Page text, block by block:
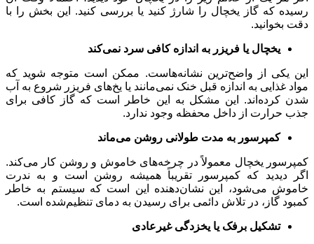
رسیده که گاز یخچال را شارژ کنید یا بررسی کنید. این بخش را با
دقت بخوانید.
یخچال یا فریزر به اندازه کافی سرد نمی‌کند
این یکی از واضح‌ترین نشانه‌هاست. ممکن است متوجه شوید که
مواد غذایی به اندازه قبل خنک نمی‌مانند یا یخ‌های فریزر شروع به آب
شدن کرده‌اند. این مشکل به این خاطر است که گاز کافی برای
جذب حرارت از داخل محفظه وجود ندارد.
کمپرسور به مدت طولانی روشن می‌ماند
کمپرسور یخچال معمولاً در چرخه‌های خاموش و روشن کار می‌کند.
اگر دیدید که کمپرسور تقریباً همیشه روشن است و به ندرت
خاموش می‌شود، این نشان‌دهنده این است که سیستم به خاطر
کمبود گاز، در تلاش دائمی برای رسیدن به دمای تنظیم‌شده است.
تشکیل برفک یا یخزدگی غیرعادی